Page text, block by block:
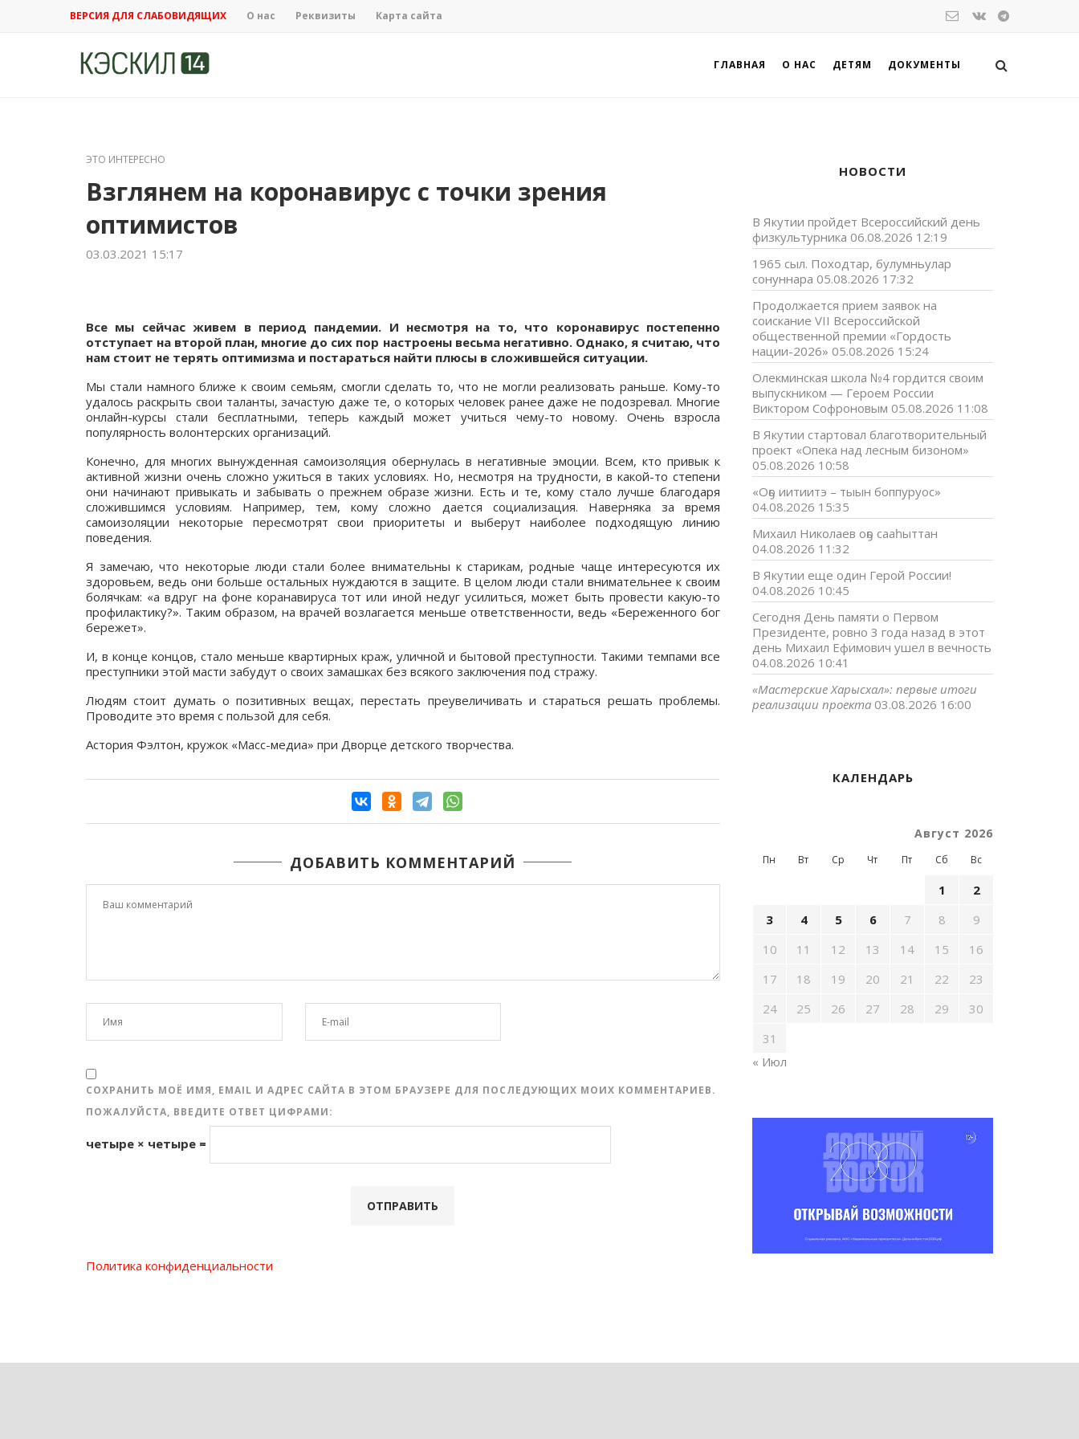
ВЕРСИЯ ДЛЯ СЛАБОВИДЯЩИХ О нас Реквизиты Карта сайта
ГЛАВНАЯ О НАС ДЕТЯМ ДОКУМЕНТЫ
ЭТО ИНТЕРЕСНО
Взглянем на коронавирус с точки зрения
оптимистов
03.03.2021 15:17
Все мы сейчас живем в период пандемии. И несмотря на то, что коронавирус постепенно
отступает на второй план, многие до сих пор настроены весьма негативно. Однако, я считаю, что
нам стоит не терять оптимизма и постараться найти плюсы в сложившейся ситуации.
Мы стали намного ближе к своим семьям, смогли сделать то, что не могли реализовать раньше. Кому-то
удалось раскрыть свои таланты, зачастую даже те, о которых человек ранее даже не подозревал. Многие
онлайн-курсы стали бесплатными, теперь каждый может учиться чему-то новому. Очень взросла
популярность волонтерских организаций.
Конечно, для многих вынужденная самоизоляция обернулась в негативные эмоции. Всем, кто привык к
активной жизни очень сложно ужиться в таких условиях. Но, несмотря на трудности, в какой-то степени
они начинают привыкать и забывать о прежнем образе жизни. Есть и те, кому стало лучше благодаря
сложившимся условиям. Например, тем, кому сложно дается социализация. Наверняка за время
самоизоляции некоторые пересмотрят свои приоритеты и выберут наиболее подходящую линию
поведения.
Я замечаю, что некоторые люди стали более внимательны к старикам, родные чаще интересуются их
здоровьем, ведь они больше остальных нуждаются в защите. В целом люди стали внимательнее к своим
болячкам: «а вдруг на фоне коранавируса тот или иной недуг усилиться, может быть провести какую-то
профилактику?». Таким образом, на врачей возлагается меньше ответственности, ведь «Береженного бог
бережет».
И, в конце концов, стало меньше квартирных краж, уличной и бытовой преступности. Такими темпами все
преступники этой масти забудут о своих замашках без всякого заключения под стражу.
Людям стоит думать о позитивных вещах, перестать преувеличивать и стараться решать проблемы.
Проводите это время с пользой для себя.
Астория Фэлтон, кружок «Масс-медиа» при Дворце детского творчества.
ДОБАВИТЬ КОММЕНТАРИЙ
СОХРАНИТЬ МОЁ ИМЯ, EMAIL И АДРЕС САЙТА В ЭТОМ БРАУЗЕРЕ ДЛЯ ПОСЛЕДУЮЩИХ МОИХ КОММЕНТАРИЕВ.
ПОЖАЛУЙСТА, ВВЕДИТЕ ОТВЕТ ЦИФРАМИ:
четыре × четыре =
Политика конфиденциальности
НОВОСТИ
В Якутии пройдет Всероссийский день
физкультурника 06.08.2026 12:19
1965 сыл. Походтар, булумньулар
сонуннара 05.08.2026 17:32
Продолжается прием заявок на
соискание VII Всероссийской
общественной премии «Гордость
нации-2026» 05.08.2026 15:24
Олекминская школа №4 гордится своим
выпускником — Героем России
Виктором Софроновым 05.08.2026 11:08
В Якутии стартовал благотворительный
проект «Опека над лесным бизоном»
05.08.2026 10:58
«Оҕо иитиитэ – тыын боппуруос»
04.08.2026 15:35
Михаил Николаев оҕо сааһыттан
04.08.2026 11:32
В Якутии еще один Герой России!
04.08.2026 10:45
Сегодня День памяти о Первом
Президенте, ровно 3 года назад в этот
день Михаил Ефимович ушел в вечность
04.08.2026 10:41
«Мастерские Харысхал»: первые итоги
реализации проекта 03.08.2026 16:00
КАЛЕНДАРЬ
Август 2026
Пн Вт Ср Чт Пт Сб Вс
1
2
3
4 5 6 7 8
9
10
11 12 13 14 15
16
17
18 19 20 21 22
23
24
25 26 27 28 29
30
31
« Июл